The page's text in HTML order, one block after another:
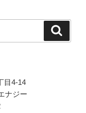
目4-14
ナジー